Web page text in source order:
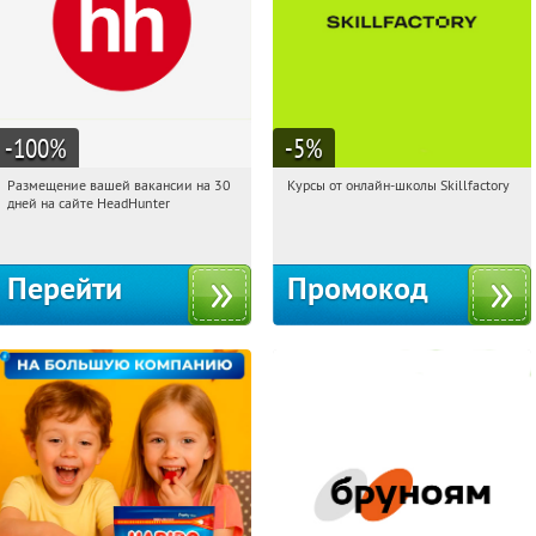
-100%
11:27:41 Получили:
Размещение вашей вакансии на 30
дней на сайте HeadHunter
Перейти
-5%
11:27:41
Получи первым!
Курсы от онлайн-школы Skillfactory
Промокод